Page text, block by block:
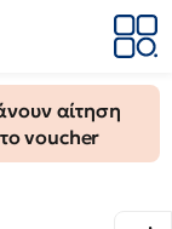
αίτηση
voucher